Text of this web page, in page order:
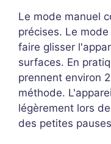
Le mode manuel
précises. Le
faire glisser
surfaces. En
prennent environ
méthode.
légèrement lors
des petites